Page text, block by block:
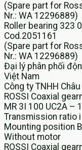
(Spare part for
Nr.: WA 12296889)
Roller bearing 323
Cod.2051161
(Spare part for
Nr.: WA 12296889)
Đại lý phân phối
Việt Nam
Công ty TNHH
ROSSI Coaxial
MR 3I 100 UC2A –
Transmission ratio i
Mounting position
Without motor
ROSSI Coaxial